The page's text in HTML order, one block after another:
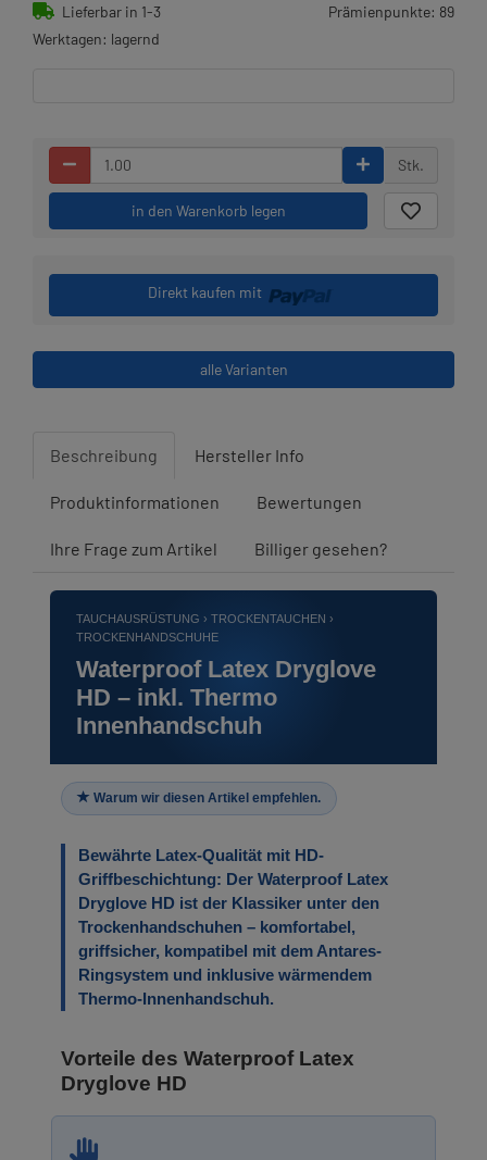
Lieferbar in 1-3
Werktagen: lagernd
Prämienpunkte: 89
Stk.
in den Warenkorb legen
Direkt kaufen mit
alle Varianten
Beschreibung Hersteller Info
Produktinformationen Bewertungen
Ihre Frage zum Artikel Billiger gesehen?
TAUCHAUSRÜSTUNG › TROCKENTAUCHEN ›
TROCKENHANDSCHUHE
Waterproof Latex Dryglove
HD – inkl. Thermo
Innenhandschuh
Warum wir diesen Artikel empfehlen.
Bewährte Latex-Qualität mit HD-
Griffbeschichtung: Der Waterproof Latex
Dryglove HD ist der Klassiker unter den
Trockenhandschuhen – komfortabel,
griffsicher, kompatibel mit dem Antares-
Ringsystem und inklusive wärmendem
Thermo-Innenhandschuh.
Vorteile des Waterproof Latex
Dryglove HD